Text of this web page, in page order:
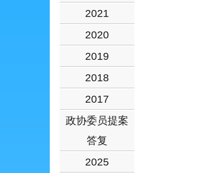
2021
2020
2019
2018
2017
政协委员提案
答复
2025